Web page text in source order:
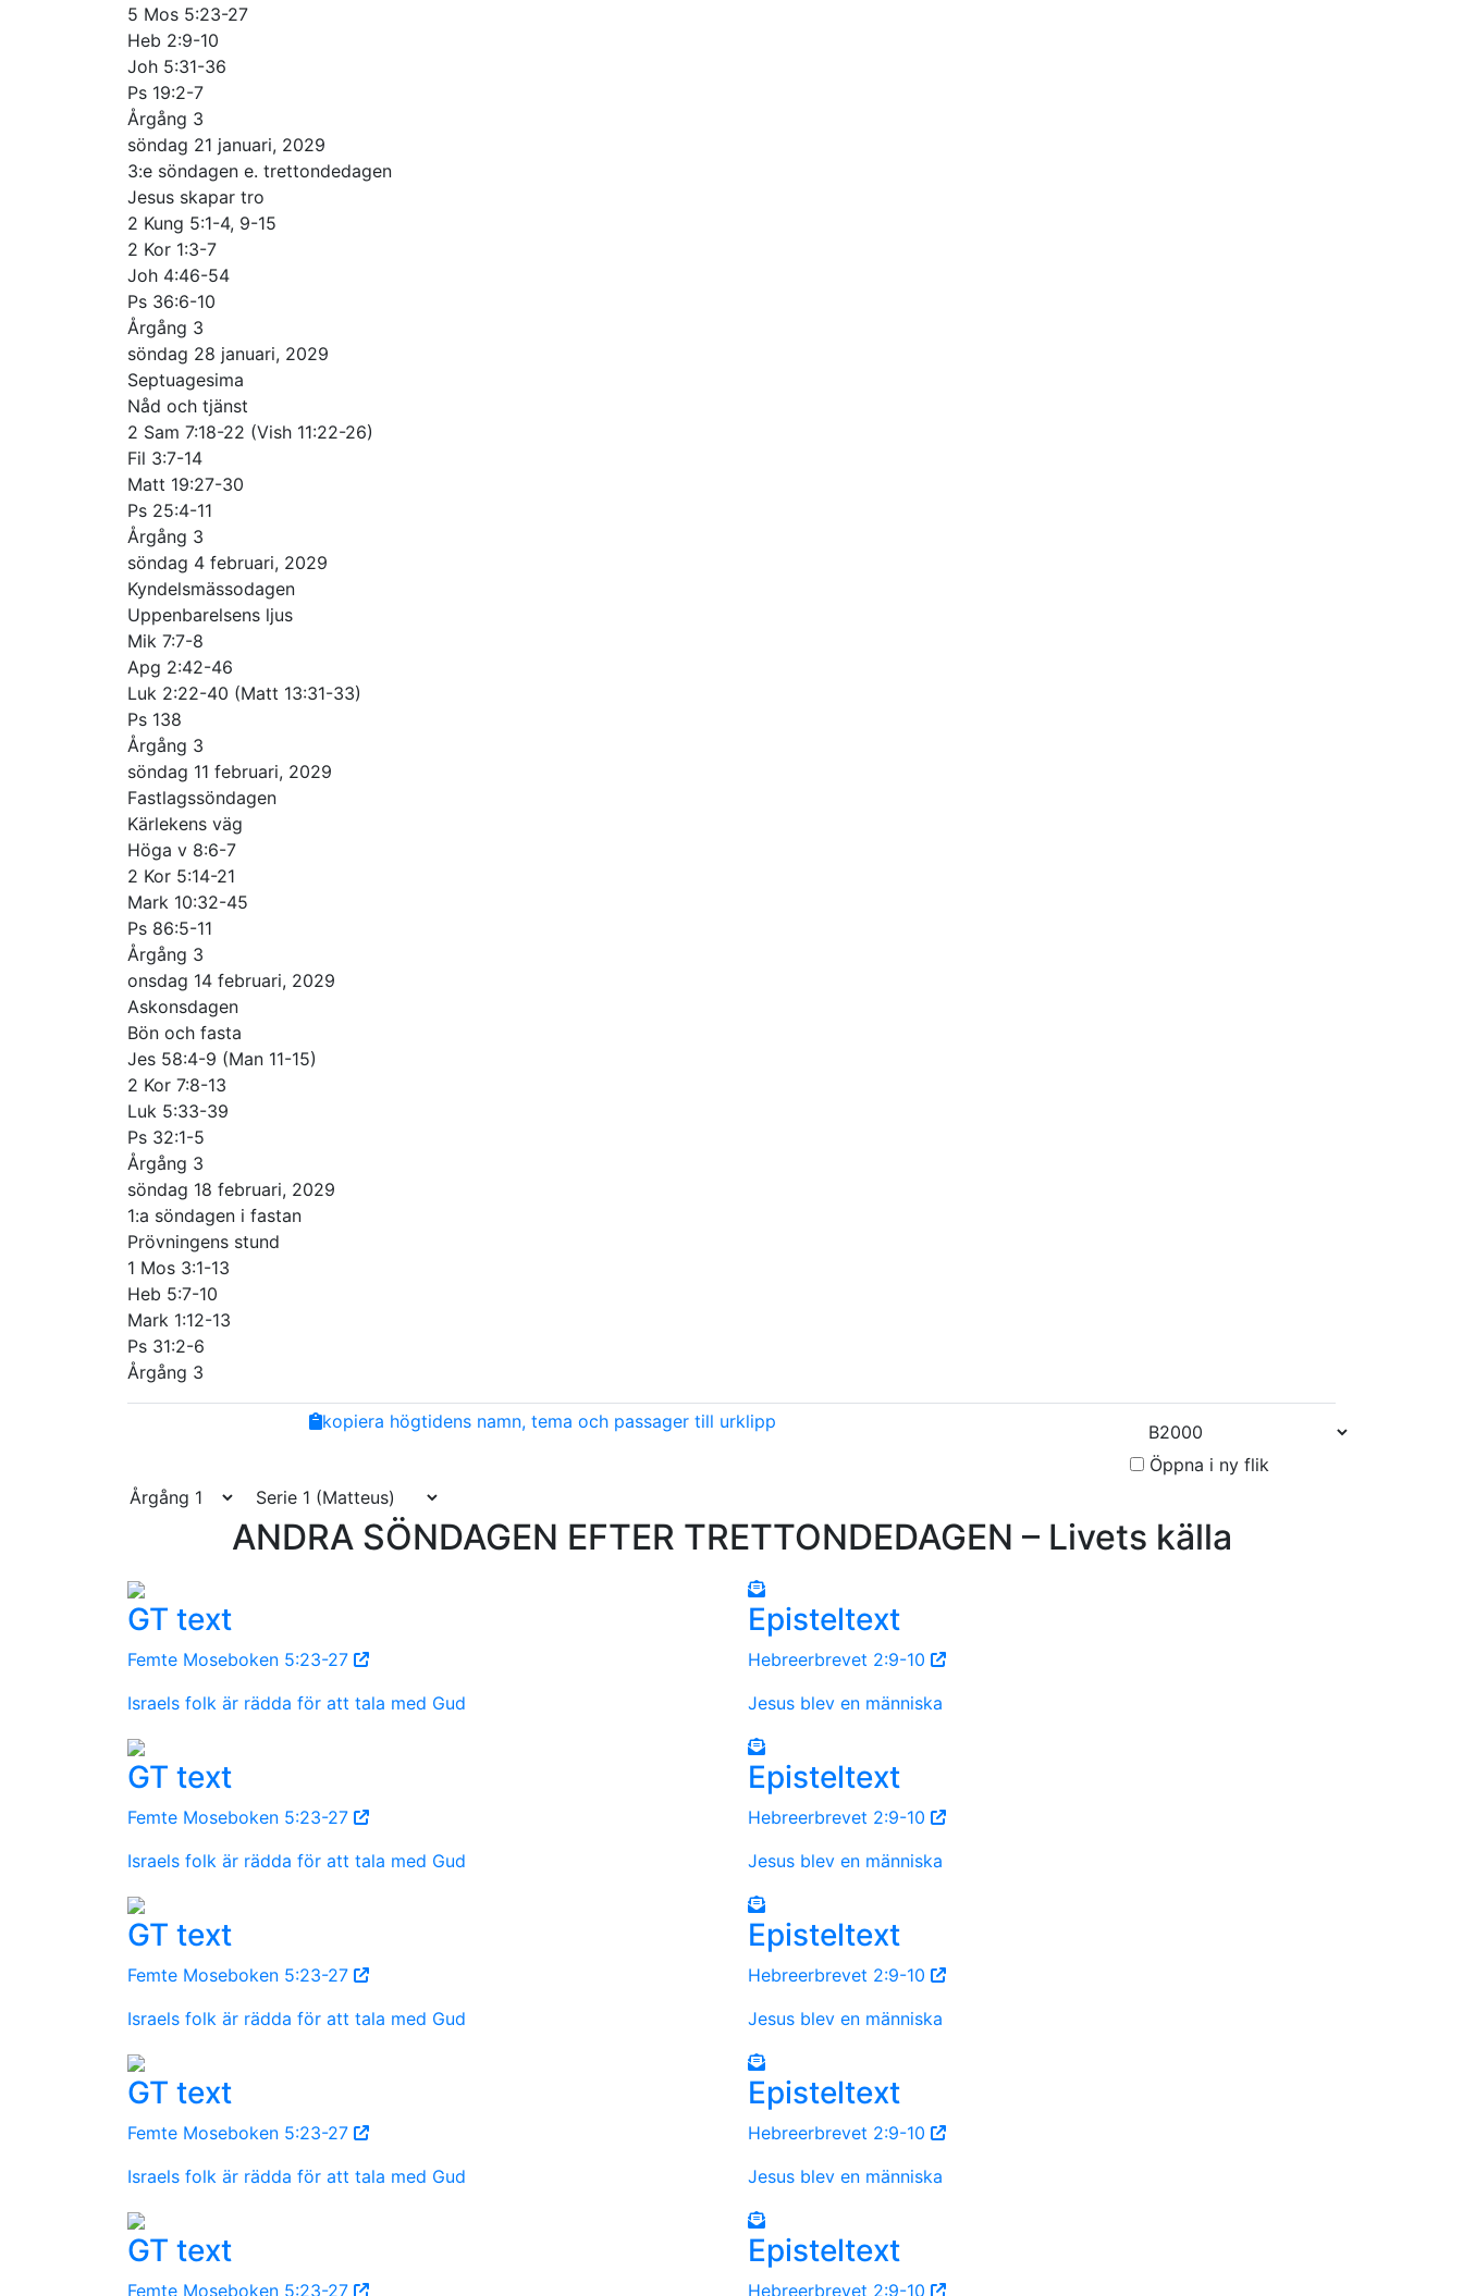
5 Mos 5:23-27
Heb 2:9-10
Joh 5:31-36
Ps 19:2-7
Årgång 3
söndag 21 januari, 2029
3:e söndagen e. trettondedagen
Jesus skapar tro
2 Kung 5:1-4, 9-15
2 Kor 1:3-7
Joh 4:46-54
Ps 36:6-10
Årgång 3
söndag 28 januari, 2029
Septuagesima
Nåd och tjänst
2 Sam 7:18-22 (Vish 11:22-26)
Fil 3:7-14
Matt 19:27-30
Ps 25:4-11
Årgång 3
söndag 4 februari, 2029
Kyndelsmässodagen
Uppenbarelsens ljus
Mik 7:7-8
Apg 2:42-46
Luk 2:22-40 (Matt 13:31-33)
Ps 138
Årgång 3
söndag 11 februari, 2029
Fastlagssöndagen
Kärlekens väg
Höga v 8:6-7
2 Kor 5:14-21
Mark 10:32-45
Ps 86:5-11
Årgång 3
onsdag 14 februari, 2029
Askonsdagen
Bön och fasta
Jes 58:4-9 (Man 11-15)
2 Kor 7:8-13
Luk 5:33-39
Ps 32:1-5
Årgång 3
söndag 18 februari, 2029
1:a söndagen i fastan
Prövningens stund
1 Mos 3:1-13
Heb 5:7-10
Mark 1:12-13
Ps 31:2-6
Årgång 3
EmailCopy
kopiera högtidens namn, tema och passager till urklipp
Öppna i ny flik
ANDRA SÖNDAGEN EFTER TRETTONDEDAGEN – Livets källa
GT text
Femte Moseboken 5:23-27
Israels folk är rädda för att tala med Gud
GT text
Femte Moseboken 5:23-27
Israels folk är rädda för att tala med Gud
GT text
Femte Moseboken 5:23-27
Israels folk är rädda för att tala med Gud
GT text
Femte Moseboken 5:23-27
Israels folk är rädda för att tala med Gud
GT text
Femte Moseboken 5:23-27
Episteltext
Hebreerbrevet 2:9-10
Jesus blev en människa
Episteltext
Hebreerbrevet 2:9-10
Jesus blev en människa
Episteltext
Hebreerbrevet 2:9-10
Jesus blev en människa
Episteltext
Hebreerbrevet 2:9-10
Jesus blev en människa
Episteltext
Hebreerbrevet 2:9-10